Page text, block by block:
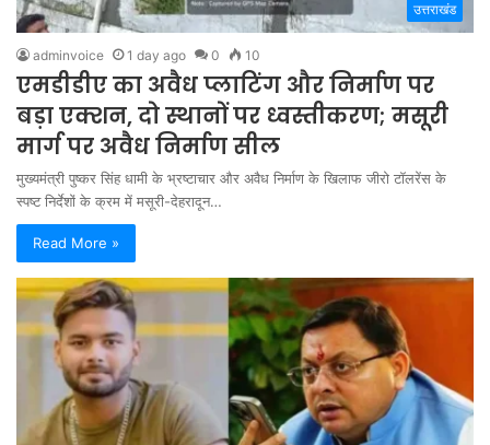
उत्तराखंड
adminvoice 1 day ago 0 10
एमडीडीए का अवैध प्लाटिंग और निर्माण पर
बड़ा एक्शन, दो स्थानों पर ध्वस्तीकरण; मसूरी
मार्ग पर अवैध निर्माण सील
मुख्यमंत्री पुष्कर सिंह धामी के भ्रष्टाचार और अवैध निर्माण के खिलाफ जीरो टॉलरेंस के
स्पष्ट निर्देशों के क्रम में मसूरी-देहरादून…
Read More »